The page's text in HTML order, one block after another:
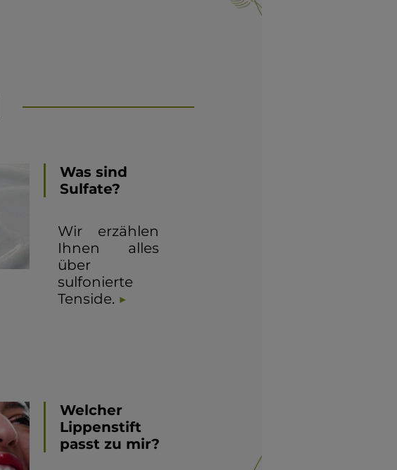
Was sind
Sulfate?
Wir erzählen
Ihnen alles
über
sulfonierte
Tenside.
Welcher
Lippenstift
passt zu mir?